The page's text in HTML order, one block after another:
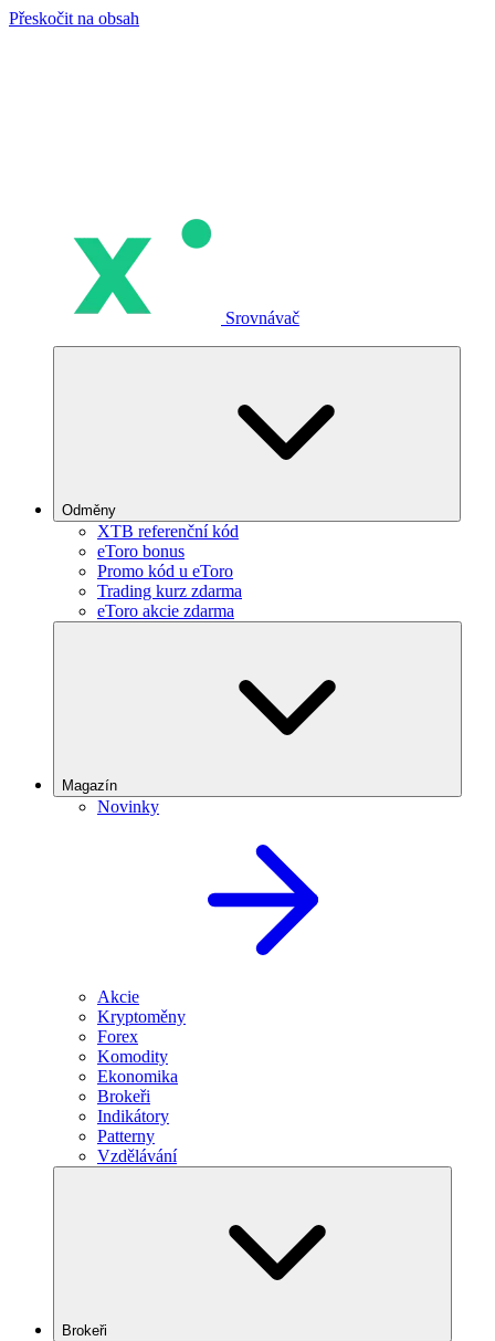
Přeskočit na obsah
Srovnávač
Odměny
XTB referenční kód
eToro bonus
Promo kód u eToro
Trading kurz zdarma
eToro akcie zdarma
Magazín
Novinky
Akcie
Kryptoměny
Forex
Komodity
Ekonomika
Brokeři
Indikátory
Patterny
Vzdělávání
Brokeři